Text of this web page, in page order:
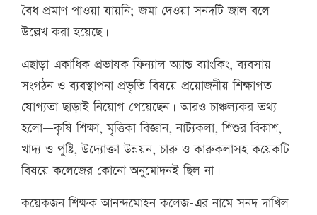
বৈধ প্রমাণ পাওয়া যায়নি; জমা দেওয়া সনদটি জাল বলে
উল্লেখ করা হয়েছে।
এছাড়া একাধিক প্রভাষক ফিন্যান্স অ্যান্ড ব্যাংকিং, ব্যবসায়
সংগঠন ও ব্যবস্থাপনা প্রভৃতি বিষয়ে প্রয়োজনীয় শিক্ষাগত
যোগ্যতা ছাড়াই নিয়োগ পেয়েছেন। আরও চাঞ্চল্যকর তথ্য
হলো—কৃষি শিক্ষা, মৃত্তিকা বিজ্ঞান, নাট্যকলা, শিশুর বিকাশ,
খাদ্য ও পুষ্টি, উদ্যোক্তা উন্নয়ন, চারু ও কারুকলাসহ কয়েকটি
বিষয়ে কলেজের কোনো অনুমোদনই ছিল না।
কয়েকজন শিক্ষক আনন্দমোহন কলেজ-এর নামে সনদ দাখিল